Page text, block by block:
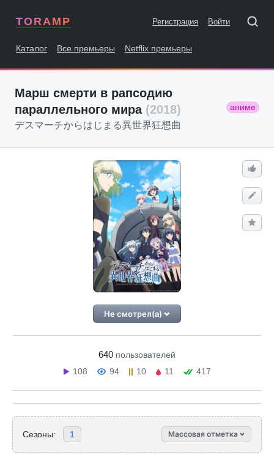
TORAMP Регистрация Войти
Каталог Все премьеры Netflix премьеры
Марш смерти в рапсодию
параллельного мирa (2018) аниме
デスマーチからはじまる異世界狂想曲
Не смотрел(а)
640 пользователей
108
94 10 11 417
Сезоны: 1 Массовая отметка